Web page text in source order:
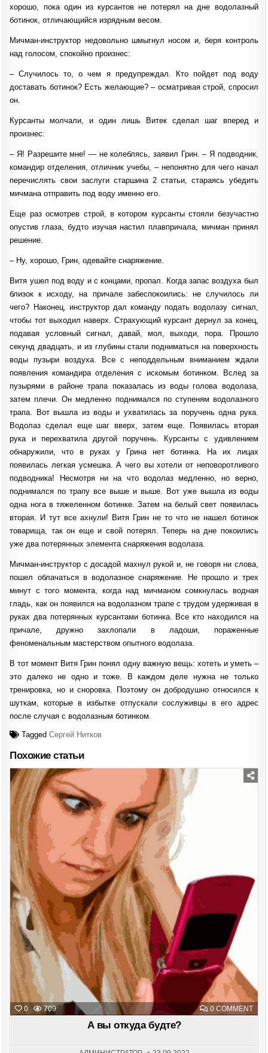
хорошо, пока один из курсантов не потерял на дне водолазный
ботинок, отличающийся изрядным весом.
Мичман-инструктор недовольно шмыгнул носом и, беря контроль
над голосом, спокойно произнес:
– Случилось то, о чем я предупреждал. Кто пойдет под воду
доставать ботинок? Есть желающие? – осматривая строй, спросил
он.
Курсанты молчали, и один лишь Витек сделал шаг вперед и
произнес:
– Я! Разрешите мне! — не колеблясь, заявил Грин. – Я подводник,
командир отделения, отличник учебы, – непонятно для чего начал
перечислять свои заслуги старшина 2 статьи, стараясь убедить
мичмана отправить под воду именно его.
Еще раз осмотрев строй, в котором курсанты стояли безучастно
опустив глаза, будто изучая настил плавпричала, мичман принял
решение.
– Ну, хорошо, Грин, одевайте снаряжение.
Витя ушел под воду и с концами, пропал. Когда запас воздуха был
близок к исходу, на причале забеспокоились: не случилось ли
чего? Наконец, инструктор дал команду подать водолазу сигнал,
чтобы тот выходил наверх. Страхующий курсант дернул за конец,
подавая условный сигнал, давай, мол, выходи, пора. Прошло
секунд двадцать, и из глубины стали подниматься на поверхность
воды пузыри воздуха. Все с неподдельным вниманием ждали
появления командира отделения с искомым ботинком. Вслед за
пузырями в районе трапа показалась из воды голова водолаза,
затем плечи. Он медленно поднимался по ступеням водолазного
трапа. Вот вышла из воды и ухватилась за поручень одна рука.
Водолаз сделал еще шаг вверх, затем еще. Появилась вторая
рука и перехватила другой поручень. Курсанты с удивлением
обнаружили, что в руках у Грина нет ботинка. На их лицах
появилась легкая усмешка. А чего вы хотели от неповоротливого
подводника! Несмотря ни на что водолаз медленно, но верно,
поднимался по трапу все выше и выше. Вот уже вышла из воды
одна нога в тяжеленном ботинке. Затем на белый свет появилась
вторая. И тут все ахнули! Витя Грин не то что не нашел ботинок
товарища, так он еще и свой потерял. Теперь на дне покоились
уже два потерянных элемента снаряжения водолаза.
Мичман-инструктор с досадой махнул рукой и, не говоря ни слова,
пошел облачаться в водолазное снаряжение. Не прошло и трех
минут с того момента, когда над мичманом сомкнулась водная
гладь, как он появился на водолазном трапе с трудом удерживая в
руках два потерянных курсантами ботинка. Все кто находился на
причале, дружно захлопали в ладоши, пораженные
феноменальным мастерством опытного водолаза.
В тот момент Витя Грин понял одну важную вещь: хотеть и уметь –
это далеко не одно и тоже. В каждом деле нужна не только
тренировка, но и сноровка. Поэтому он добродушно относился к
шуткам, которые в избытке отпускали сослуживцы в его адрес
после случая с водолазным ботинком.
TaggedСергей Нитков
Похожие статьи
0 709 0 COMMENTON
А
Posted
in
А вы откуда будте?